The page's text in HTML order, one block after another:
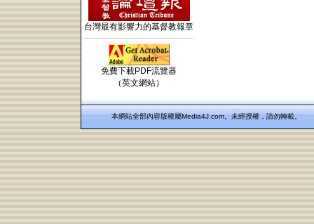
台灣最有影響力的基督教報章
免費下載PDF流覽器
（英文網站）
本網站全部內容版權屬Media4J.com。未經授權，請勿轉載。